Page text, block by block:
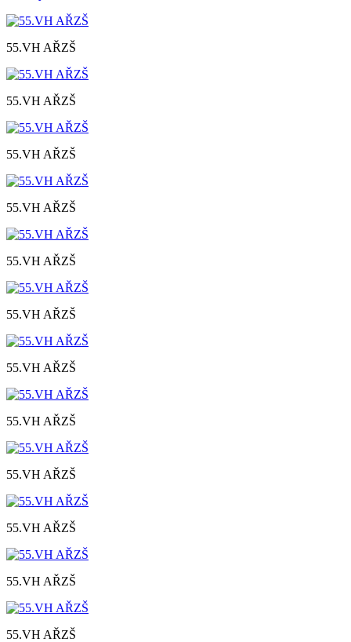
55.VH AŘZŠ
55.VH AŘZŠ
55.VH AŘZŠ
55.VH AŘZŠ
55.VH AŘZŠ
55.VH AŘZŠ
55.VH AŘZŠ
55.VH AŘZŠ
55.VH AŘZŠ
55.VH AŘZŠ
55.VH AŘZŠ
55.VH AŘZŠ